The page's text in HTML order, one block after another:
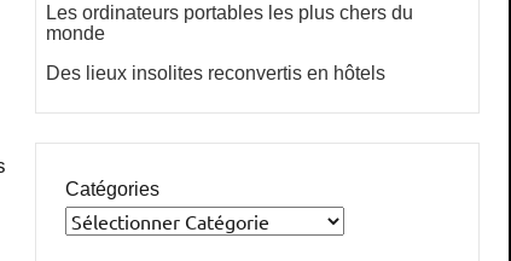
Les ordinateurs portables les plus chers du
monde
Des lieux insolites reconvertis en hôtels
Catégories